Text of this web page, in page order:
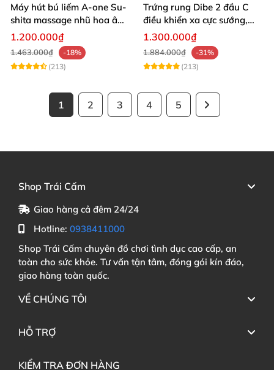
Máy hút bú liếm A-one Su-
shita massage nhũ hoa âm
đạo cực phê
1.200.000₫
1.463.000₫
-18%
(213)
Trứng rung Dibe 2 đầu C
điều khiển xa cực sướng,
thích mê
1.300.000₫
1.884.000₫
-31%
(213)
1 2 3 4 5
Shop Trái Cấm
Giao hàng cả đêm 24/24
Hotline: 0938411000
Shop Trái Cấm chuyên đồ chơi tình dục cao cấp, an
toàn cho sức khỏe. Tư vấn tận tâm, đóng gói kín đáo,
giao hàng toàn quốc.
VỀ CHÚNG TÔI
HỖ TRỢ
KIỂM TRA ĐƠN HÀNG